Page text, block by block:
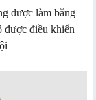
được làm bằng
được điều khiển